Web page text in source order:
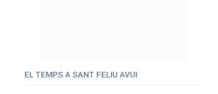
EL TEMPS A SANT FELIU AVUI